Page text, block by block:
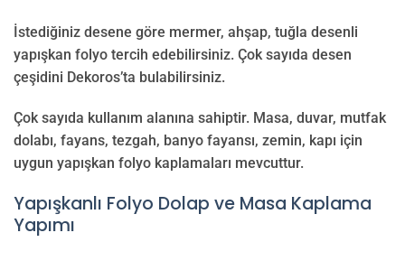
İstediğiniz desene göre mermer, ahşap, tuğla desenli
yapışkan folyo tercih edebilirsiniz. Çok sayıda desen
çeşidini Dekoros’ta bulabilirsiniz.
Çok sayıda kullanım alanına sahiptir. Masa, duvar, mutfak
dolabı, fayans, tezgah, banyo fayansı, zemin, kapı için
uygun yapışkan folyo kaplamaları mevcuttur.
Yapışkanlı Folyo Dolap ve Masa Kaplama
Yapımı